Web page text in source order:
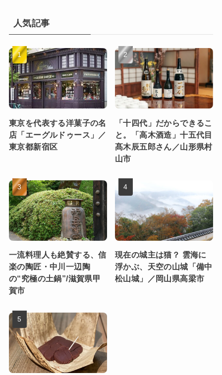
人気記事
東京を代表する洋菓子の名
店「エーグルドゥース」／
東京都新宿区
「十四代」だからできるこ
と。「高木酒造」十五代目
髙木辰五郎さん／山形県村
山市
一流料理人も絶賛する、信
楽の陶匠・中川一辺陶
の“究極の土鍋”/滋賀県甲
賀市
現在の城主は猫？ 雲海に
浮かぶ、天空の山城「備中
松山城」／岡山県高梁市